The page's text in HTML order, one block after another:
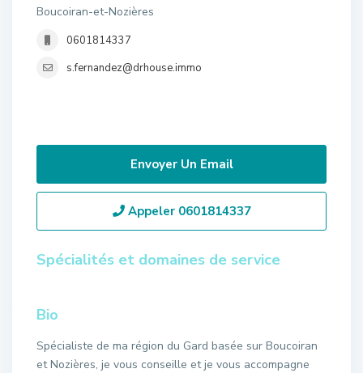
Boucoiran-et-Nozières
0601814337
s.fernandez@drhouse.immo
Envoyer Un Email
Appeler 0601814337
Spécialités et domaines de service
Bio
Spécialiste de ma région du Gard basée sur Boucoiran
et Nozières, je vous conseille et je vous accompagne